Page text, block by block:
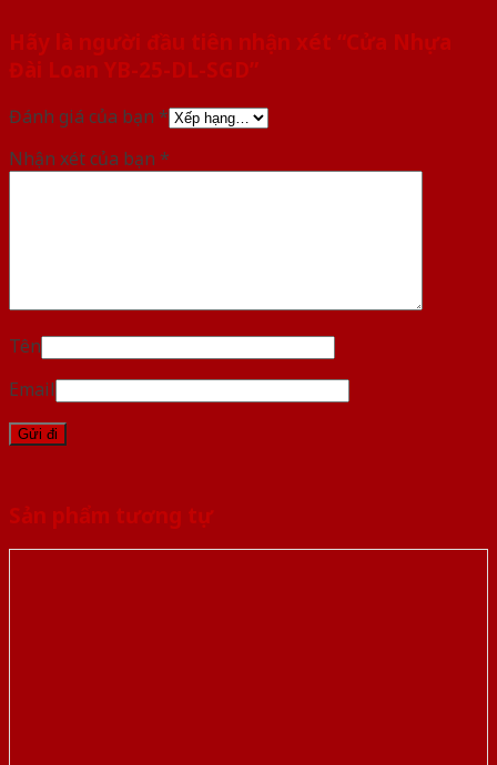
Hãy là người đầu tiên nhận xét “Cửa Nhựa
Đài Loan YB-25-DL-SGD”
Đánh giá của bạn *
Nhận xét của bạn *
Tên
Email
Sản phẩm tương tự